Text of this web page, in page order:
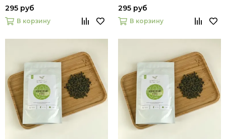
295 руб
В корзину
295 руб
В корзину